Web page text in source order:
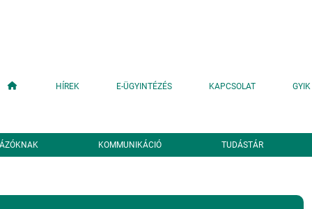
Fő navigáció
HÍREK E-ÜGYINTÉZÉS KAPCSOLAT GYIK
KOMMUNIKÁCIÓ TUDÁSTÁR